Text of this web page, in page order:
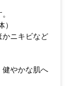
）
かニキビなど
健やかな肌へ